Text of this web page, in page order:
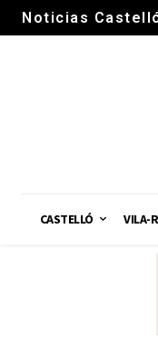
Noticias
CASTELLÓ VILA-